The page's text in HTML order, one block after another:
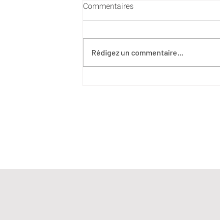
Commentaires
Rédigez un commentaire...